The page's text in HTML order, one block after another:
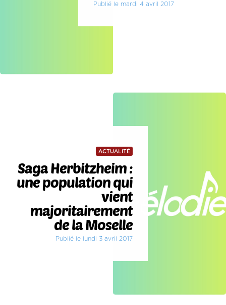
Publié le mardi 4 avril 2017
ACTUALITÉ
Saga Herbitzheim :
une population qui
vient
majoritairement
de la Moselle
Publié le lundi 3 avril 2017